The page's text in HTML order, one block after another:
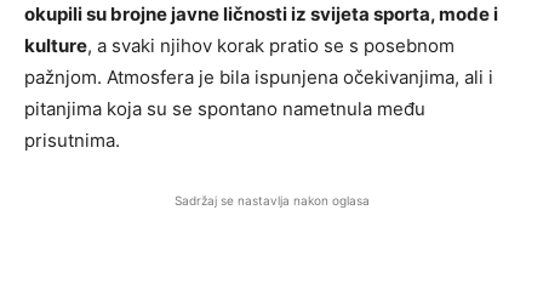
okupili su brojne javne ličnosti iz svijeta sporta, mode i
kulture, a svaki njihov korak pratio se s posebnom
pažnjom. Atmosfera je bila ispunjena očekivanjima, ali i
pitanjima koja su se spontano nametnula među
prisutnima.
Sadržaj se nastavlja nakon oglasa